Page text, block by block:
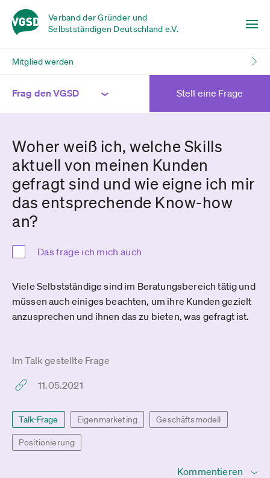
Verband der Gründer und
Selbstständigen Deutschland e.V.
Mitglied werden
Frag den VGSD Stell eine Frage
Woher weiß ich, welche Skills
aktuell von meinen Kunden
gefragt sind und wie eigne ich mir
das entsprechende Know-how
an?
Das frage ich mich auch
Viele Selbstständige sind im Beratungsbereich tätig und
müssen auch einiges beachten, um ihre Kunden gezielt
anzusprechen und ihnen das zu bieten, was gefragt ist.
Im Talk gestellte Frage
11.05.2021
Talk-Frage Eigenmarketing Geschäftsmodell
Positionierung
Kommentieren